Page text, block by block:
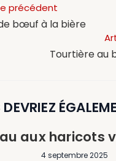
précédent
bœuf à la bière
Tourtière au
aux haricots
4 septembre 2025